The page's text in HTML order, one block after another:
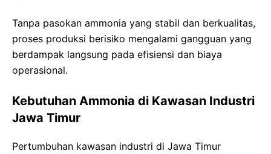
Tanpa pasokan ammonia yang stabil dan berkualitas,
proses produksi berisiko mengalami gangguan yang
berdampak langsung pada efisiensi dan biaya
operasional.
Kebutuhan Ammonia di Kawasan Industri
Jawa Timur
Pertumbuhan kawasan industri di Jawa Timur